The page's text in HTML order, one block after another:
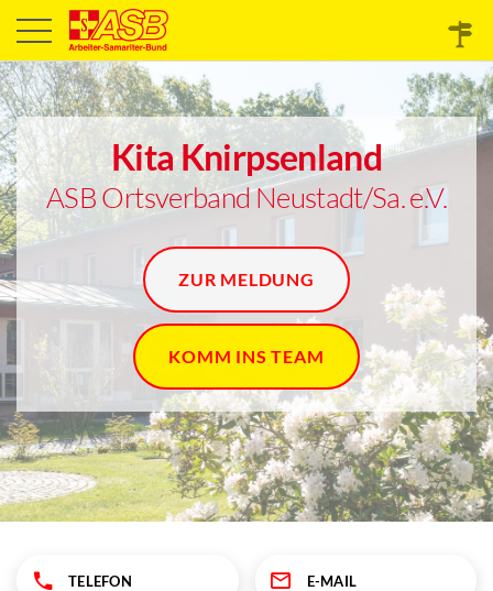
Kita Knirpsenland
ASB Ortsverband Neustadt/Sa. e.V.
ZUR MELDUNG
KOMM INS TEAM
TELEFON E-MAIL